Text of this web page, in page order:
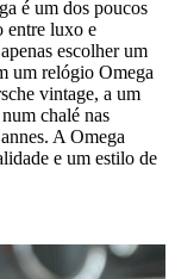
é um dos poucos
entre luxo e
escolher um
um relógio Omega
vintage, a um
chalé nas
A Omega
e um estilo de